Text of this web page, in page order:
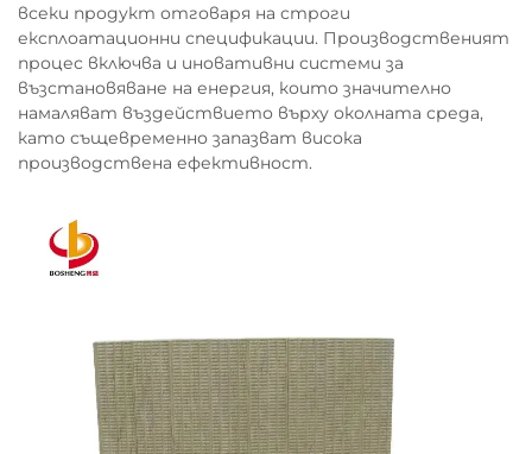
всеки продукт отговаря на строги
експлоатационни спецификации. Производственият
процес включва и иновативни системи за
възстановяване на енергия, които значително
намаляват въздействието върху околната среда,
като същевременно запазват висока
производствена ефективност.